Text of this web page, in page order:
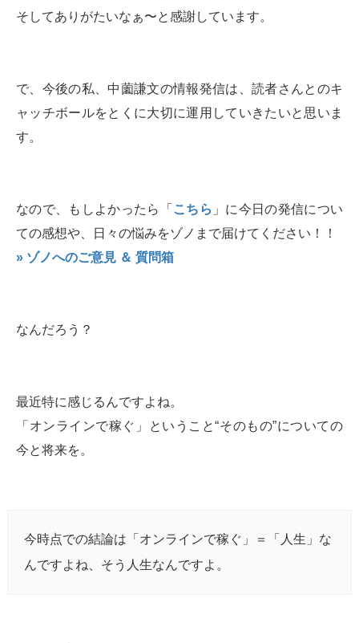
そしてありがたいなぁ〜と感謝しています。
で、今後の私、中薗謙文の情報発信は、読者さんとのキ
ャッチボールをとくに大切に運用していきたいと思いま
す。
なので、もしよかったら「 こちら 」に今日の発信につい
ての感想や、日々の悩みをゾノまで届けてください！！
» ゾノへのご意見 ＆ 質問箱
なんだろう？
最近特に感じるんですよね。
「オンラインで稼ぐ」ということ“そのもの”についての
今と将来を。
今時点での結論は「オンラインで稼ぐ」＝「人生」な
んですよね、そう人生なんですよ。